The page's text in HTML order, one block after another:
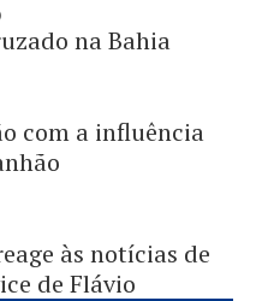
na Bahia
com a influência
às notícias de
de Flávio